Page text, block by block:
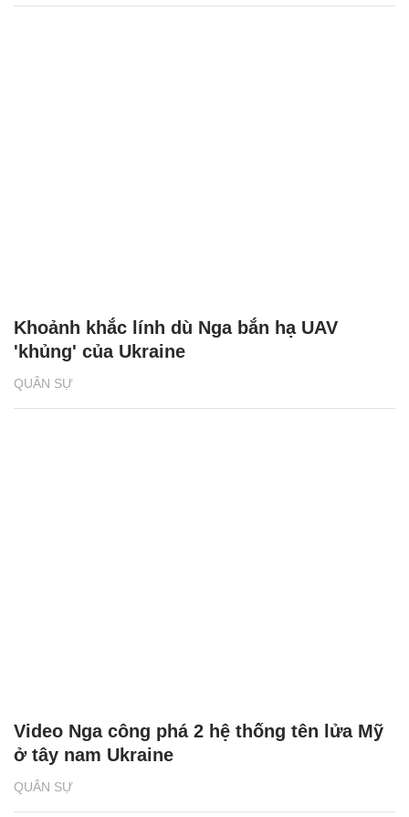
QUÂN SỰ
Khoảnh khắc lính dù Nga bắn hạ UAV
'khủng' của Ukraine
QUÂN SỰ
Video Nga công phá 2 hệ thống tên lửa Mỹ
ở tây nam Ukraine